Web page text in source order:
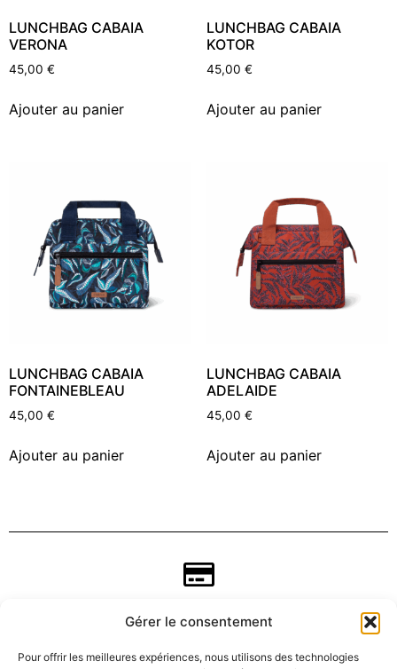
Gérer le consentement
Pour offrir les meilleures expériences, nous utilisons des technologies
LUNCHBAG CABAIA
VERONA
45,00 €
Ajouter au panier
LUNCHBAG CABAIA
KOTOR
45,00 €
Ajouter au panier
LUNCHBAG CABAIA
FONTAINEBLEAU
45,00 €
Ajouter au panier
LUNCHBAG CABAIA
ADELAIDE
45,00 €
Ajouter au panier